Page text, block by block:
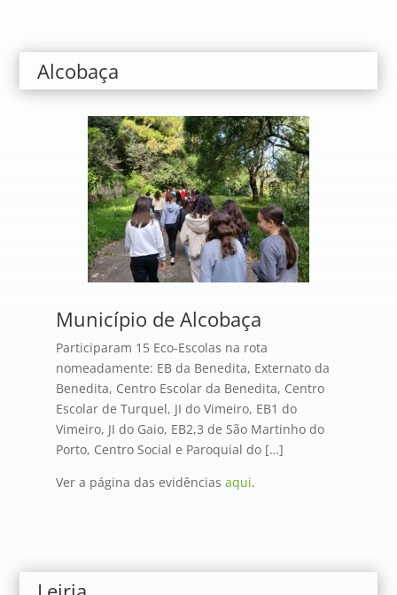
Alcobaça
Município de Alcobaça
Participaram 15 Eco-Escolas na rota
nomeadamente: EB da Benedita, Externato da
Benedita, Centro Escolar da Benedita, Centro
Escolar de Turquel, JI do Vimeiro, EB1 do
Vimeiro, JI do Gaio, EB2,3 de São Martinho do
Porto, Centro Social e Paroquial do […]
Ver a página das evidências aqui.